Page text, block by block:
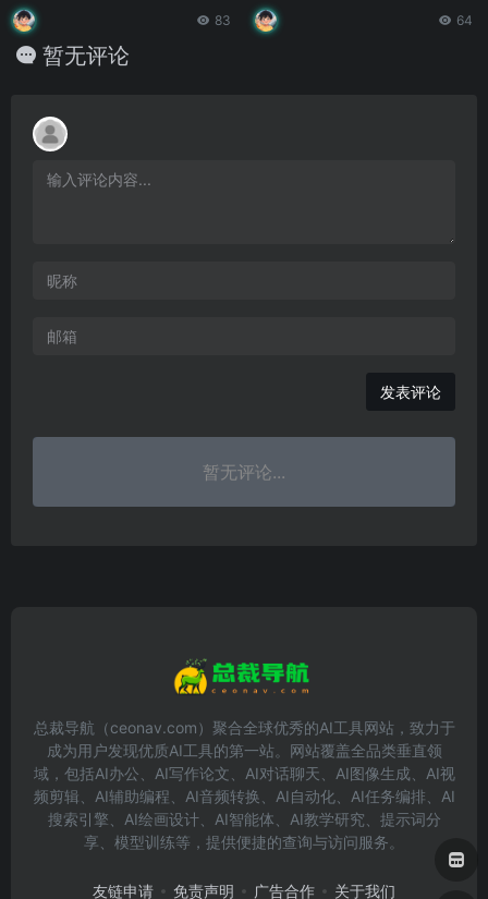
83 64
暂无评论
发表评论
暂无评论...
总裁导航（ceonav.com）聚合全球优秀的AI工具网站，致力于
成为用户发现优质AI工具的第一站。网站覆盖全品类垂直领
域，包括AI办公、AI写作论文、AI对话聊天、AI图像生成、AI视
频剪辑、AI辅助编程、AI音频转换、AI自动化、AI任务编排、AI
搜索引擎、AI绘画设计、AI智能体、AI教学研究、提示词分
享、模型训练等，提供便捷的查询与访问服务。
友链申请 免责声明 广告合作 关于我们